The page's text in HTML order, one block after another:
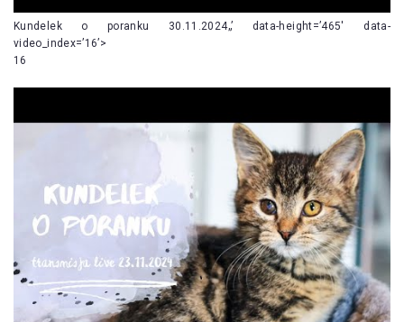
Kundelek o poranku 30.11.2024„’ data-height=’465′ data-
video_index=’16’>
16